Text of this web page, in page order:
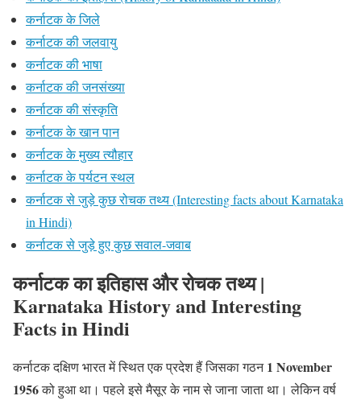
कर्नाटक के जिले
कर्नाटक की जलवायु
कर्नाटक की भाषा
कर्नाटक की जनसंख्या
कर्नाटक की संस्कृति
कर्नाटक के खान पान
कर्नाटक के मुख्य त्यौहार
कर्नाटक के पर्यटन स्थल
कर्नाटक से जुड़े कुछ रोचक तथ्य (Interesting facts about Karnataka
in Hindi)
कर्नाटक से जुड़े हुए कुछ सवाल-जवाब
कर्नाटक का इतिहास और रोचक तथ्य |
Karnataka History and Interesting
Facts in Hindi
कर्नाटक दक्षिण भारत में स्थित एक प्रदेश हैं जिसका गठन1 November
1956को हुआ था। पहले इसे मैसूर के नाम से जाना जाता था। लेकिन वर्ष